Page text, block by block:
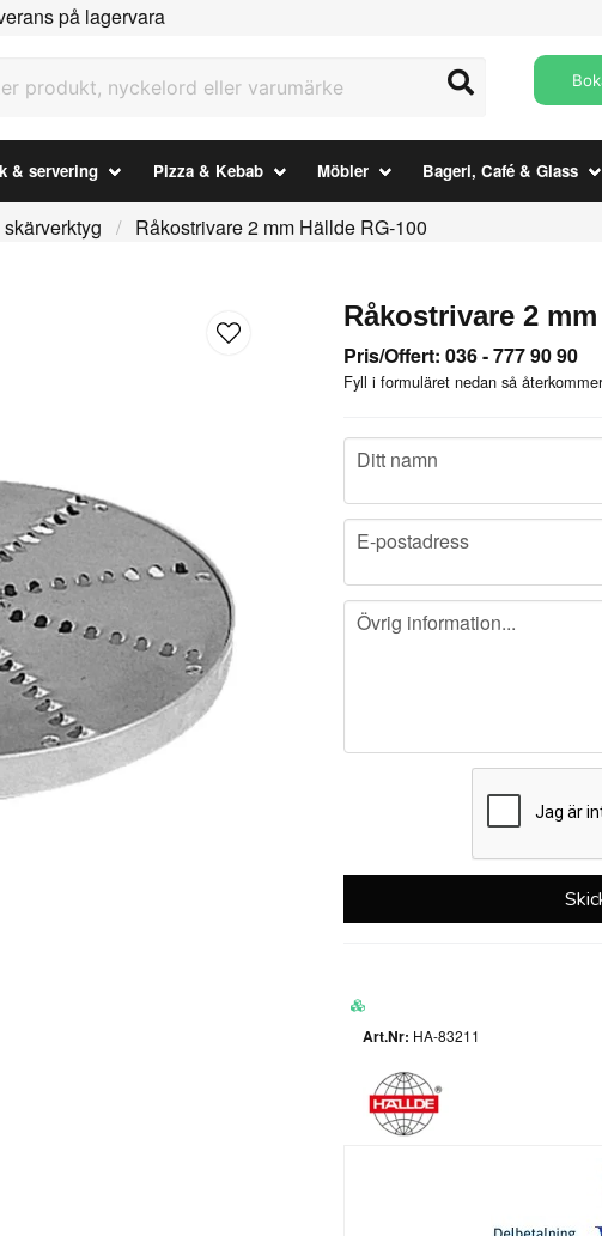
på lagervara
& servering Pizza & Kebab Möbler Bageri, Café & Glass
Råkostrivare 2 mm Hällde RG-100
Råkostrivare 2
Pris/Offert: 036 - 777 90 90
Fyll i formuläret nedan så
name
Ditt namn
email
E-postadress
message
Övrig information...
HA-83211